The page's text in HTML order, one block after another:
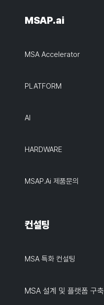
MSAP.ai
MSA Accelerator
PLATFORM
AI
HARDWARE
MSAP.ai 제품문의
컨설팅
MSA 특화 컨설팅
MSA 설계 및 플랫폼 구축